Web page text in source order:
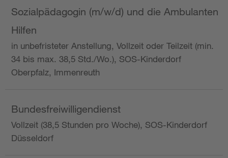
Sozialpädagogin (m/w/d) und die Ambulanten
Hilfen
in unbefristeter Anstellung, Vollzeit oder Teilzeit (min.
34 bis max. 38,5 Std./Wo.), SOS-Kinderdorf
Oberpfalz, Immenreuth
Bundesfreiwilligendienst
Vollzeit (38,5 Stunden pro Woche), SOS-Kinderdorf
Düsseldorf